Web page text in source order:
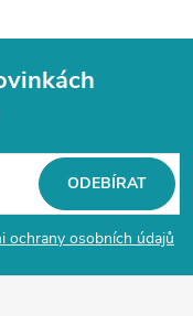
ochrany osobních údajů
ODEBÍRAT